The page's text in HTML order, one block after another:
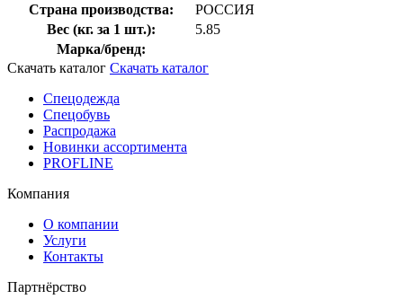
Страна производства:
РОССИЯ
Вес (кг. за 1 шт.):
5.85
Марка/бренд:
Скачать каталог Скачать каталог
Спецодежда
Спецобувь
Распродажа
Новинки ассортимента
PROFLINE
Компания
О компании
Услуги
Контакты
Партнёрство